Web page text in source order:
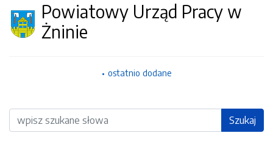
Powiatowy Urząd Pracy w
Żninie
ostatnio dodane
Wyszukiwarka Szukaj